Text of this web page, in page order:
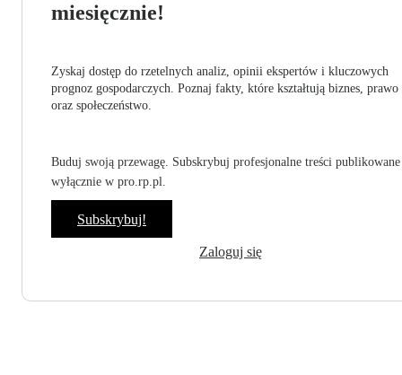
miesięcznie!
Zyskaj dostęp do rzetelnych analiz, opinii ekspertów i kluczowych
prognoz gospodarczych. Poznaj fakty, które kształtują biznes, prawo
oraz społeczeństwo.
Buduj swoją przewagę. Subskrybuj profesjonalne treści publikowane
wyłącznie w pro.rp.pl.
Subskrybuj!
Zaloguj się